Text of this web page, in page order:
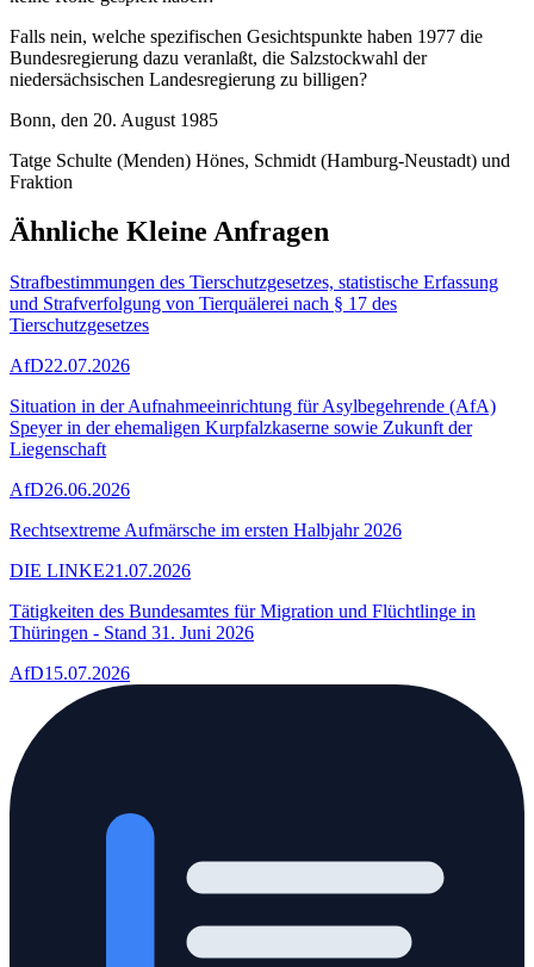
Falls nein, welche spezifischen Gesichtspunkte haben 1977 die
Bundesregierung dazu veranlaßt, die Salzstockwahl der
niedersächsischen Landesregierung zu billigen?
Bonn, den 20. August 1985
Tatge Schulte (Menden) Hönes, Schmidt (Hamburg-Neustadt) und
Fraktion
Ähnliche Kleine Anfragen
Strafbestimmungen des Tierschutzgesetzes, statistische Erfassung
und Strafverfolgung von Tierquälerei nach § 17 des
Tierschutzgesetzes
AfD22.07.2026
Situation in der Aufnahmeeinrichtung für Asylbegehrende (AfA)
Speyer in der ehemaligen Kurpfalzkaserne sowie Zukunft der
Liegenschaft
AfD26.06.2026
Rechtsextreme Aufmärsche im ersten Halbjahr 2026
DIE LINKE21.07.2026
Tätigkeiten des Bundesamtes für Migration und Flüchtlinge in
Thüringen - Stand 31. Juni 2026
AfD15.07.2026